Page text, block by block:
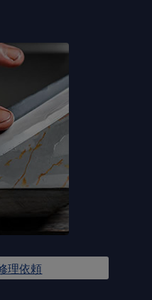
理依頼